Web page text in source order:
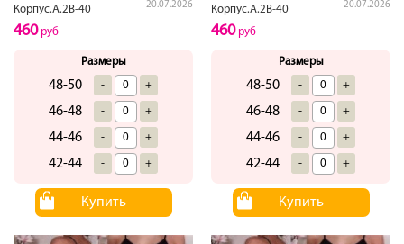
Корпус.А.2В-40
20.07.2026
460руб
Размеры
48-50 - +
46-48 - +
44-46 - +
42-44 - +
Купить
Корпус.А.2В-40
20.07.2026
460руб
Размеры
48-50 - +
46-48 - +
44-46 - +
42-44 - +
Купить